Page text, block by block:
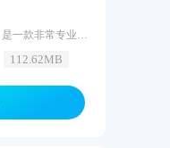
《MusicCP》是一款非常专业的音乐教学软件，有了这款软件，音乐爱好者无需注册即可享受最专业的音乐教学资源，降低了音乐学习的门槛，软件的教学非常多元化，软件里面的教学环境也是极其的丰富的，音乐资源也是非常的丰富的，感兴趣的赶紧来下载吧。MusicCP功能1、音乐教学，这里有专业的音乐教学功能，让喜欢音乐的人可以学习专业的音乐。2、系统的教材，系统的音乐教材，可以从无到有培养用户的音乐知识和乐理基础。3、乐器模拟，软件基于智能3d技术，为您模拟多种乐器，随心选择。M
112.62MB